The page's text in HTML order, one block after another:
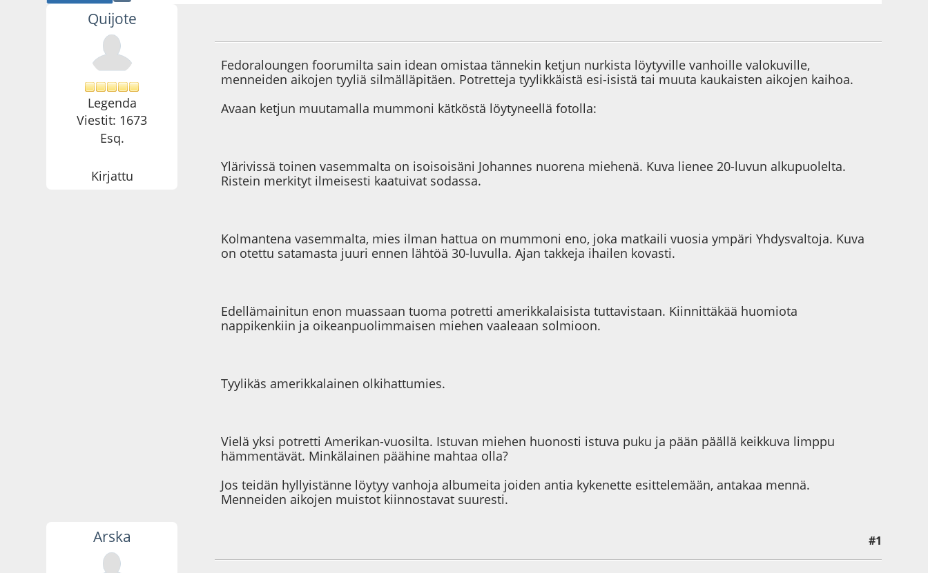
Quijote
Legenda
Viestit: 1673
Esq.
Kirjattu
Fedoraloungen foorumilta sain idean omistaa tännekin ketjun nurkista löytyville vanhoille valokuville,
menneiden aikojen tyyliä silmälläpitäen. Potretteja tyylikkäistä esi-isistä tai muuta kaukaisten aikojen kaihoa.
Avaan ketjun muutamalla mummoni kätköstä löytyneellä fotolla:
Ylärivissä toinen vasemmalta on isoisoisäni Johannes nuorena miehenä. Kuva lienee 20-luvun alkupuolelta.
Ristein merkityt ilmeisesti kaatuivat sodassa.
Kolmantena vasemmalta, mies ilman hattua on mummoni eno, joka matkaili vuosia ympäri Yhdysvaltoja. Kuva
on otettu satamasta juuri ennen lähtöä 30-luvulla. Ajan takkeja ihailen kovasti.
Edellämainitun enon muassaan tuoma potretti amerikkalaisista tuttavistaan. Kiinnittäkää huomiota
nappikenkiin ja oikeanpuolimmaisen miehen vaaleaan solmioon.
Tyylikäs amerikkalainen olkihattumies.
Vielä yksi potretti Amerikan-vuosilta. Istuvan miehen huonosti istuva puku ja pään päällä keikkuva limppu
hämmentävät. Minkälainen päähine mahtaa olla?
Jos teidän hyllyistänne löytyy vanhoja albumeita joiden antia kykenette esittelemään, antakaa mennä.
Menneiden aikojen muistot kiinnostavat suuresti.
Arska #1